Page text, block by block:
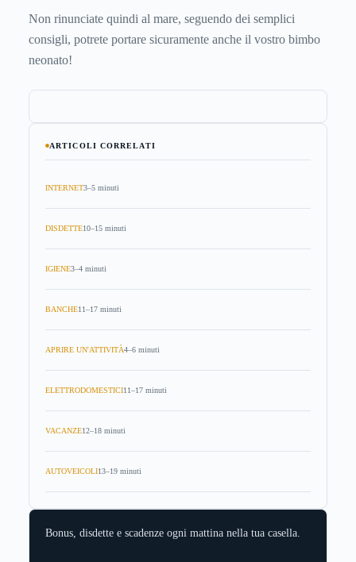
Non rinunciate quindi al mare, seguendo dei semplici
consigli, potrete portare sicuramente anche il vostro bimbo
neonato!
ARTICOLI CORRELATI
INTERNET3–5 minuti
DISDETTE10–15 minuti
IGIENE3–4 minuti
BANCHE11–17 minuti
APRIRE UN'ATTIVITÀ4–6 minuti
ELETTRODOMESTICI11–17 minuti
VACANZE12–18 minuti
AUTOVEICOLI13–19 minuti
Bonus, disdette e scadenze ogni mattina nella tua casella.